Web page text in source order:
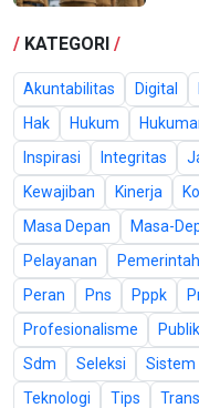
/ KATEGORI /
Akuntabilitas Digital
Hak
Hukum
Inspirasi
Integritas
Kewajiban
Kinerja
Masa Depan
Masa-
Pelayanan
Peran
Pns Pppk
Profesionalisme
Publik
Sdm
Seleksi Sistem
Teknologi
Tips